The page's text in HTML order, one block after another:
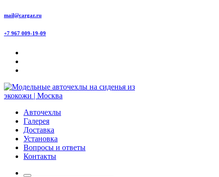
Перейти
содержимому
mail@cargar.ru
+7 967 009-19-09
Авточехлы с доставкой и установкой в Москве
Авточехлы
Галерея
Доставка
Установка
Вопросы и ответы
Контакты